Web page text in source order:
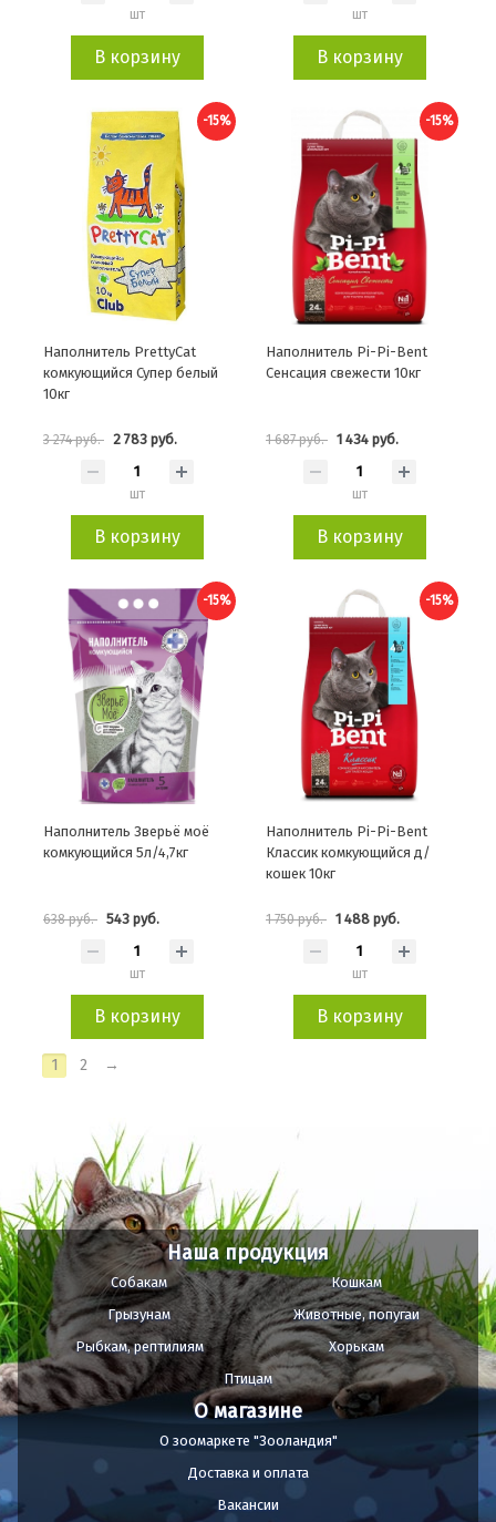
шт
В корзину
шт
В корзину
-15%
Наполнитель PrettyCat
комкующийся Супер белый
10кг
3 274 руб. 2 783 руб.
шт
В корзину
-15%
Наполнитель Pi-Pi-Bent
Сенсация свежести 10кг
1 687 руб. 1 434 руб.
шт
В корзину
-15%
Наполнитель Зверьё моё
комкующийся 5л/4,7кг
638 руб. 543 руб.
шт
В корзину
-15%
Наполнитель Pi-Pi-Bent
Классик комкующийся д/
кошек 10кг
1 750 руб. 1 488 руб.
шт
В корзину
1 2 →
Наша продукция
Собакам
Кошкам
Грызунам
Животные, попугаи
Рыбкам, рептилиям
Хорькам
Птицам
О магазине
О зоомаркете "Зооландия"
Доставка и оплата
Вакансии